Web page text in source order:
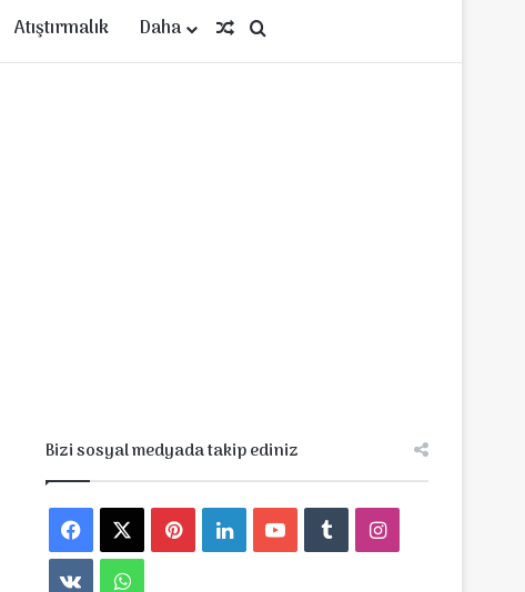
Atıştırmalık Daha Rastgele Makale
Bizi sosyal medyada takip ediniz
Facebook PinterestLinkedInYouTubeTumblrInstagram
vk.comWhatsApp